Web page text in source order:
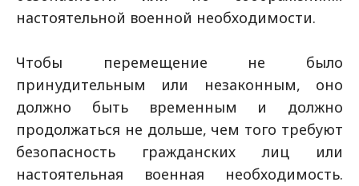
настоятельной военной необходимости.
Чтобы перемещение не было
принудительным или незаконным, оно
должно быть временным и должно
продолжаться не дольше, чем того требуют
безопасность гражданских лиц или
настоятельная военная необходимость.